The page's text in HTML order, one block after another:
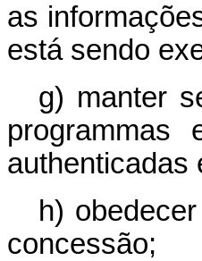
as
está sendo
g) manter
programmas
authenticadas
h)
concessão;